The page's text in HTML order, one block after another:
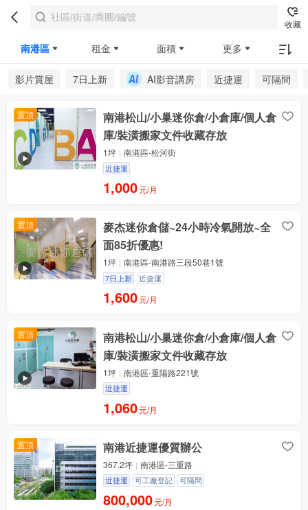
收藏
南港區 租金 面積 更多
影片賞屋 7日上新 AI影音講房 近捷運 可隔間
置頂
南港松山/小巢迷你倉/小倉庫/個人倉
庫/裝潢搬家文件收藏存放
1坪 南港區-松河街
近捷運
1,000元/月
置頂
麥杰迷你倉儲~24小時冷氣開放~全
面85折優惠!
1坪 南港區-南港路三段50巷1號
7日上新 近捷運
1,600元/月
置頂
南港松山/小巢迷你倉/小倉庫/個人倉
庫/裝潢搬家文件收藏存放
1坪 南港區-重陽路221號
近捷運
1,060元/月
置頂 南港近捷運優質辦公
367.2坪 南港區-三重路
近捷運 可工廠登記 可隔間
800,000元/月